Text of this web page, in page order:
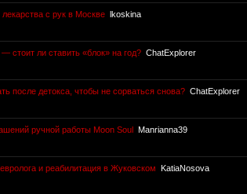
лекарства с рук в Москве
lkoskina
стоит ли ставить «блок» на год? ChatExplorer
после детокса, чтобы не сорваться снова? ChatExplorer
ручной работы Moon Soul
Manrianna39
и реабилитация в Жуковском
KatiaNosova